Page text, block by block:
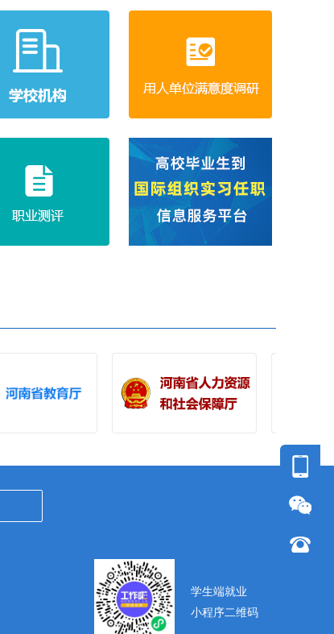
学生端就业
小程序二维码